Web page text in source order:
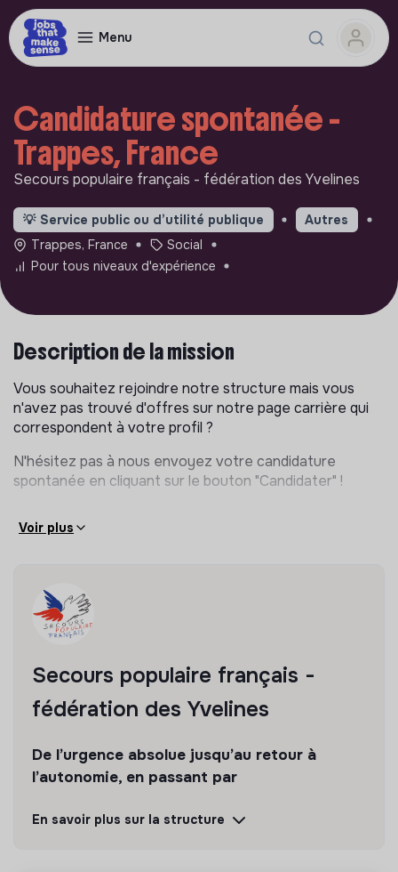
Menu
Candidature spontanée -
Trappes, France
Secours populaire français - fédération des Yvelines
💡 Service public ou d’utilité publique
Autres
Trappes, France
Social
Pour tous niveaux d'expérience
Description de la mission
Vous souhaitez rejoindre notre structure mais vous
n'avez pas trouvé d'offres sur notre page carrière qui
correspondent à votre profil ?
N'hésitez pas à nous envoyez votre candidature
spontanée en cliquant sur le bouton "Candidater" !
Voir plus
Secours populaire français -
fédération des Yvelines
De l’urgence absolue jusqu’au retour à
l’autonomie, en passant par
fondamentaux, l’action du Secours
En savoir plus sur la structure